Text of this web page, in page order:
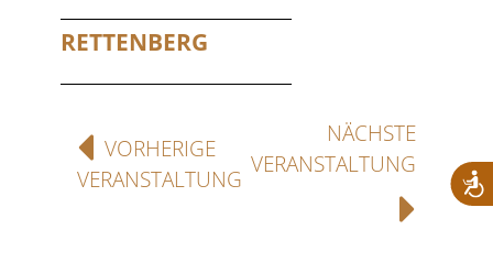
RETTENBERG
VORHERIGE
VERANSTALTUNG
NÄCHSTE
VERANSTALTUNG